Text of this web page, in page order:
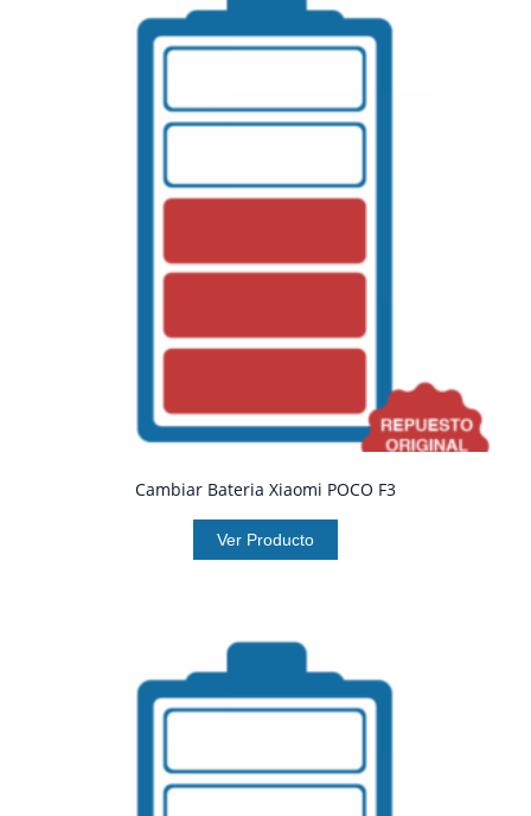
Cambiar Bateria Xiaomi POCO F3
Ver Producto